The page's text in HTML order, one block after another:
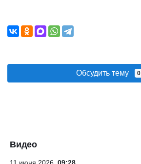
Обсудить тему 0
Видео